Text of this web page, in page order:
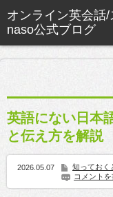
英語にない日本
と伝え方を解説
2026.05.07 知っておく
コメントを